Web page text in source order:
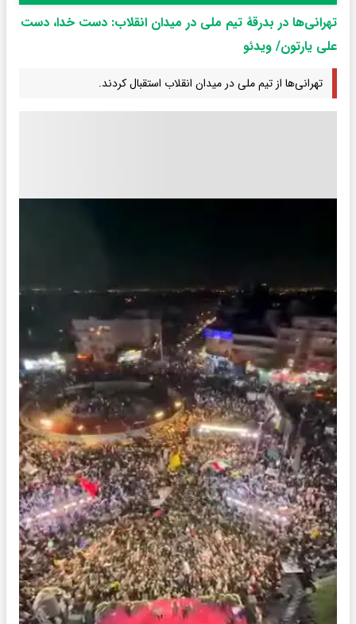
تهرانی‌ها در بدرقۀ تیم ملی در میدان انقلاب: دست خدا، دست
علی یارتون/ ویدئو
تهرانی‌ها از تیم ملی در میدان انقلاب استقبال کردند.